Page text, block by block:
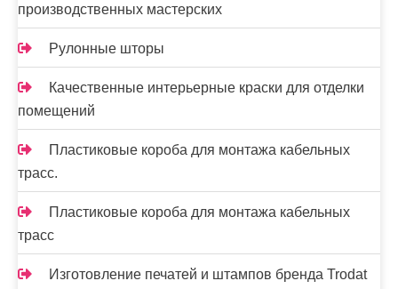
производственных мастерских
Рулонные шторы
Качественные интерьерные краски для отделки
помещений
Пластиковые короба для монтажа кабельных
трасс.
Пластиковые короба для монтажа кабельных
трасс
Изготовление печатей и штампов бренда Trodat